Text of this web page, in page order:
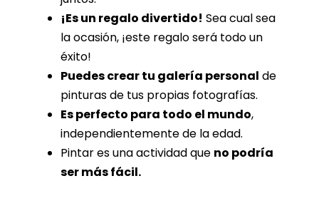
¡Es un regalo divertido! Sea cual sea
la ocasión, ¡este regalo será todo un
éxito!
Puedes crear tu galería personal de
pinturas de tus propias fotografías.
Es perfecto para todo el mundo,
independientemente de la edad.
Pintar es una actividad que no podría
ser más fácil.